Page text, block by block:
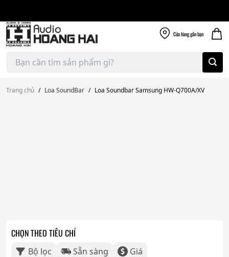
content
Cửa hànggần bạn
Tìm
kiếm:
Trang chủ / Loa SoundBar / Loa Soundbar Samsung HW-Q700A/XV
CHỌN THEO TIÊU CHÍ
Bộ lọc Sẵn sàng Giá